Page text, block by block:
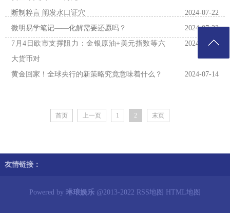
断制粹言 阐发水口证穴
2024-07-22
微明易学笔记——化解需要还愿吗？
2024-07-22
7月4日欧市支撑阻力：金银原油+美元指数等六
大货币对
2024-07-14
黄金回家！全球央行的新策略究竟意味着什么？ 2024-07-14
首页 上一页 1 2 末页
友情链接：
Powered by 琳琅娱乐 @2013-2022 RSS地图 HTML地图